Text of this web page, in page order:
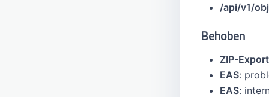
/api/v1/
Behoben
ZIP-Export
EAS:
EAS: